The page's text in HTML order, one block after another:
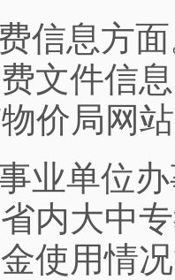
息方面
文件信息
价局网
单位办
内大中
使用情